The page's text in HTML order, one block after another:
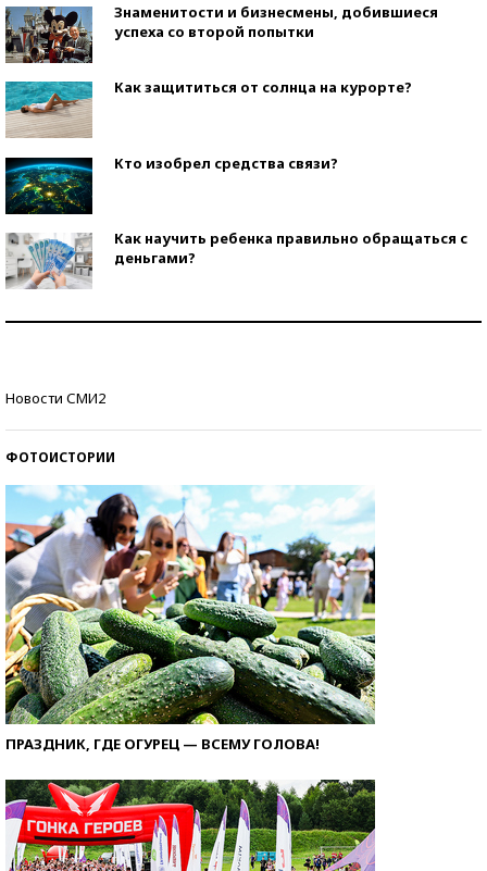
Знаменитости и бизнесмены, добившиеся
успеха со второй попытки
Как защититься от солнца на курорте?
Кто изобрел средства связи?
Как научить ребенка правильно обращаться с
деньгами?
Новости СМИ2
ФОТОИСТОРИИ
ПРАЗДНИК, ГДЕ ОГУРЕЦ — ВСЕМУ ГОЛОВА!